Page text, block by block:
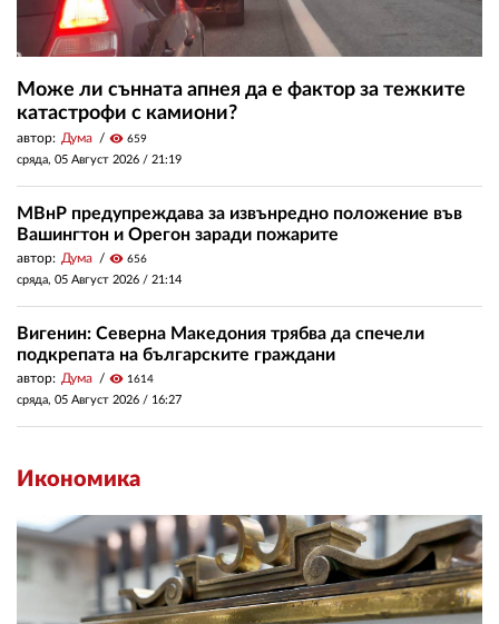
Може ли сънната апнея да е фактор за тежките
катастрофи с камиони?
автор: Дума visibility 659
сряда, 05 Август 2026 / 21:19
МВнР предупреждава за извънредно положение във
Вашингтон и Орегон заради пожарите
автор: Дума visibility 656
сряда, 05 Август 2026 / 21:14
Вигенин: Северна Македония трябва да спечели
подкрепата на българските граждани
автор: Дума visibility 1614
сряда, 05 Август 2026 / 16:27
Икономика